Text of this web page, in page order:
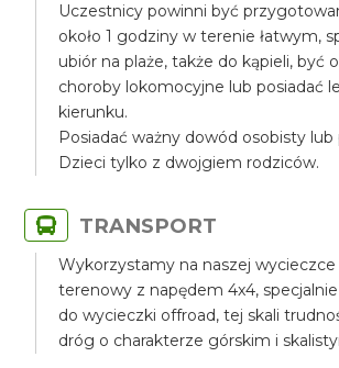
Uczestnicy powinni być
około 1 godziny w terenie łatwym,
ubiór na plaże, także do kąpieli, być
choroby lokomocyjne lub posiadać
kierunku.
Posiadać ważny dowód osobisty lub
Dzieci tylko z dwojgiem rodziców.
TRANSPORT
Wykorzystamy na naszej
terenowy z napędem 4x4,
do wycieczki offroad, tej skali
dróg o charakterze górskim i